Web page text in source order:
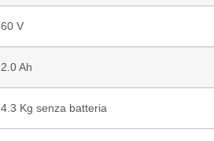
60 V
2.0 Ah
4.3 Kg senza batteria